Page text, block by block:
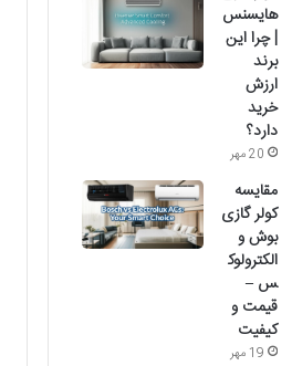
هایسنس
| چرا این
برند
ارزش
خرید
دارد؟
20 مهر
مقایسه
کولر گازی
بوش و
الکترولوک
س –
قیمت و
کیفیت
19 مهر